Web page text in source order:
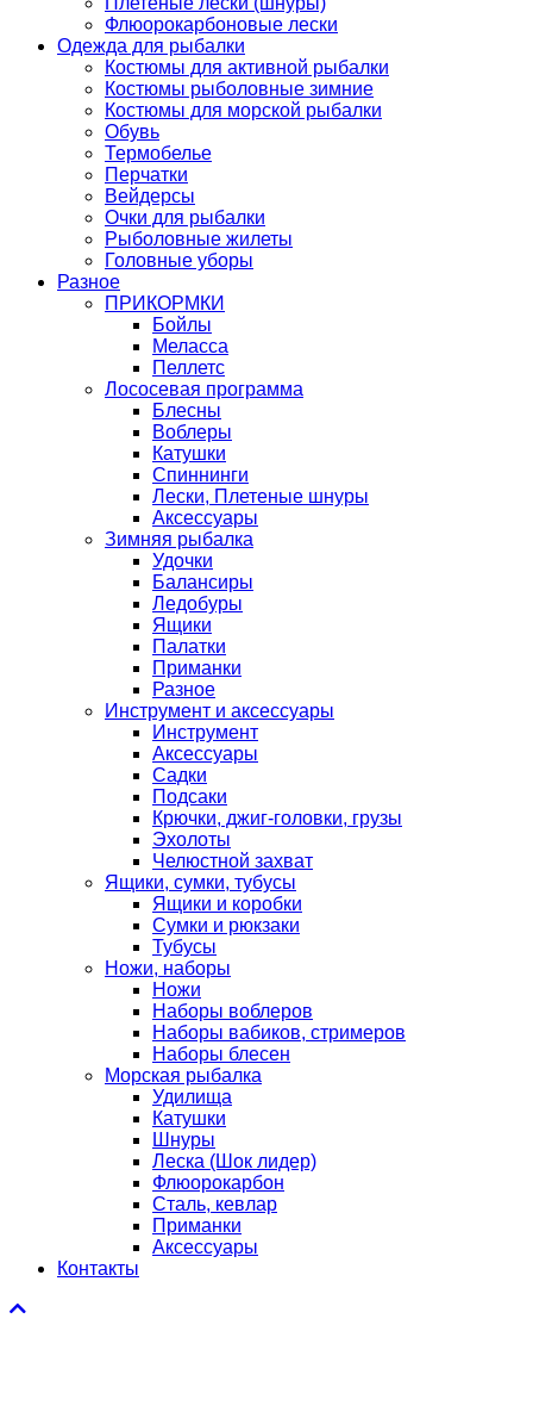
Флюорокарбоновые лески
Одежда для рыбалки
Костюмы для активной рыбалки
Костюмы рыболовные зимние
Костюмы для морской рыбалки
Обувь
Термобелье
Перчатки
Вейдерсы
Очки для рыбалки
Рыболовные жилеты
Головные уборы
Разное
ПРИКОРМКИ
Бойлы
Меласса
Пеллетс
Лососевая программа
Блесны
Воблеры
Катушки
Спиннинги
Лески, Плетеные шнуры
Аксессуары
Зимняя рыбалка
Удочки
Балансиры
Ледобуры
Ящики
Палатки
Приманки
Разное
Инструмент и аксессуары
Инструмент
Аксессуары
Садки
Подсаки
Крючки, джиг-головки, грузы
Эхолоты
Челюстной захват
Ящики, сумки, тубусы
Ящики и коробки
Сумки и рюкзаки
Тубусы
Ножи, наборы
Ножи
Наборы воблеров
Наборы вабиков, стримеров
Наборы блесен
Морская рыбалка
Удилища
Катушки
Шнуры
Леска (Шок лидер)
Флюорокарбон
Сталь, кевлар
Приманки
Аксессуары
Контакты